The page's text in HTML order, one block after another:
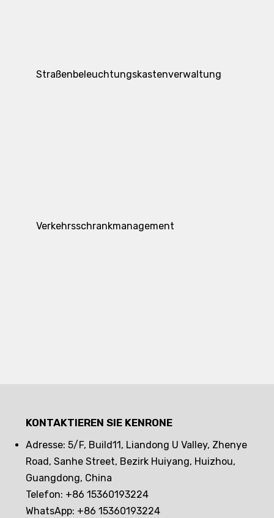
Straßenbeleuchtungskastenverwaltung
Verkehrsschrankmanagement
KONTAKTIEREN SIE KENRONE
Adresse: 5/F, Build11, Liandong U Valley, Zhenye
Road, Sanhe Street, Bezirk Huiyang, Huizhou,
Guangdong, China
Telefon: +86 15360193224
WhatsApp: +86 15360193224